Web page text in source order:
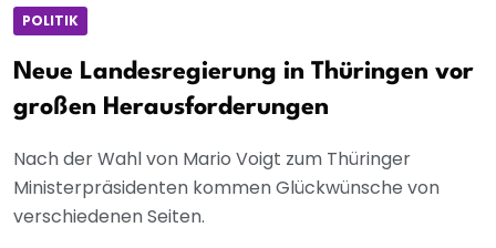
POLITIK
Neue Landesregierung in Thüringen vor
großen Herausforderungen
Nach der Wahl von Mario Voigt zum Thüringer
Ministerpräsidenten kommen Glückwünsche von
verschiedenen Seiten.